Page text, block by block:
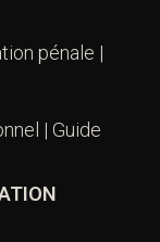
pénale |
| Guide